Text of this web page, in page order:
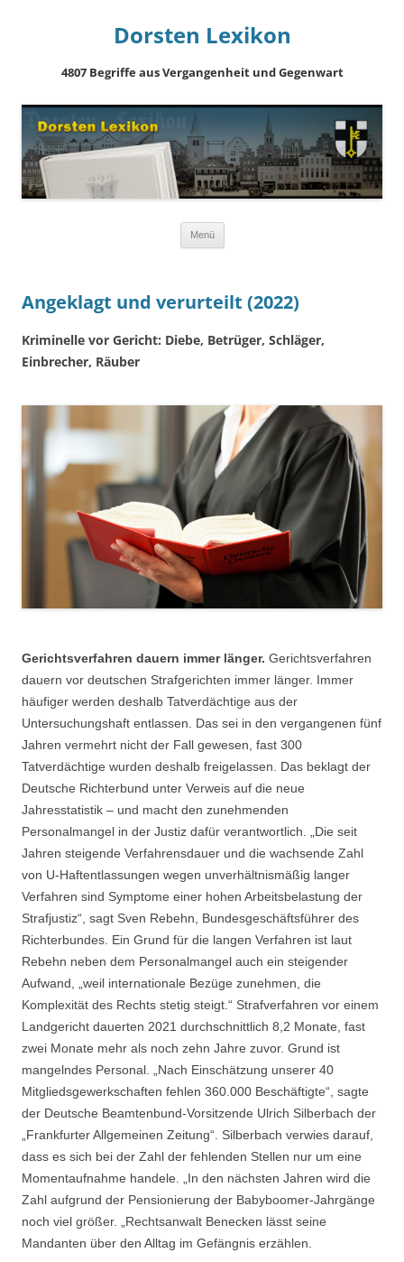
Dorsten Lexikon
4807 Begriffe aus Vergangenheit und Gegenwart
Menü
Angeklagt und verurteilt (2022)
Kriminelle vor Gericht: Diebe, Betrüger, Schläger,
Einbrecher, Räuber
Gerichtsverfahren dauern immer länger. Gerichtsverfahren
dauern vor deutschen Strafgerichten immer länger. Immer
häufiger werden deshalb Tatverdächtige aus der
Untersuchungshaft entlassen. Das sei in den vergangenen fünf
Jahren vermehrt nicht der Fall gewesen, fast 300
Tatverdächtige wurden deshalb freigelassen. Das beklagt der
Deutsche Richterbund unter Verweis auf die neue
Jahresstatistik – und macht den zunehmenden
Personalmangel in der Justiz dafür verantwortlich. „Die seit
Jahren steigende Verfahrensdauer und die wachsende Zahl
von U-Haftentlassungen wegen unverhältnismäßig langer
Verfahren sind Symptome einer hohen Arbeitsbelastung der
Strafjustiz“, sagt Sven Rebehn, Bundesgeschäftsführer des
Richterbundes. Ein Grund für die langen Verfahren ist laut
Rebehn neben dem Personalmangel auch ein steigender
Aufwand, „weil internationale Bezüge zunehmen, die
Komplexität des Rechts stetig steigt.“ Strafverfahren vor einem
Landgericht dauerten 2021 durchschnittlich 8,2 Monate, fast
zwei Monate mehr als noch zehn Jahre zuvor. Grund ist
mangelndes Personal. „Nach Einschätzung unserer 40
Mitgliedsgewerkschaften fehlen 360.000 Beschäftigte“, sagte
der Deutsche Beamtenbund-Vorsitzende Ulrich Silberbach der
„Frankfurter Allgemeinen Zeitung“. Silberbach verwies darauf,
dass es sich bei der Zahl der fehlenden Stellen nur um eine
Momentaufnahme handele. „In den nächsten Jahren wird die
Zahl aufgrund der Pensionierung der Babyboomer-Jahrgänge
noch viel größer. „Rechtsanwalt Benecken lässt seine
Mandanten über den Alltag im Gefängnis erzählen.